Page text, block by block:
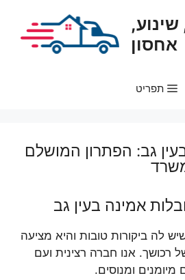
אחסון
תפריט
גב: הפתרון המושלם
אמינה בעין גב
לה ביקורות טובות והיא מציעה
רכושך. אנו חברה רצינית ועם
ומנוסים.